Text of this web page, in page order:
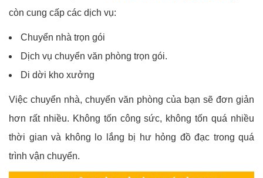
còn cung cấp các dịch vụ:
Chuyển nhà trọn gói
Dịch vụ chuyển văn phòng trọn gói.
Di dời kho xưởng
Việc chuyển nhà, chuyển văn phòng của bạn sẽ đơn giản
hơn rất nhiều. Không tốn công sức, không tốn quá nhiều
thời gian và không lo lắng bị hư hỏng đồ đạc trong quá
trình vận chuyển.